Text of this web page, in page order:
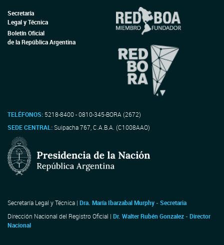
Secretaría
Legal y Técnica
Boletín Oficial
de la República Argentina
TELÉFONOS: 5218-8400 - 0810-345-BORA (2672)
SEDE CENTRAL:Suipacha 767, C.A.B.A. (C1008AAO)
Secretaría Legal y Técnica | Dra. María Ibarzabal Murphy - Secretaria
Dirección Nacional del Registro Oficial | Dr. Walter Rubén Gonzalez - Director
Nacional